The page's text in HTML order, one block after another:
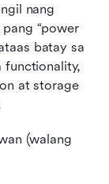
nang
“power
batay sa
functionality,
at storage
(walang